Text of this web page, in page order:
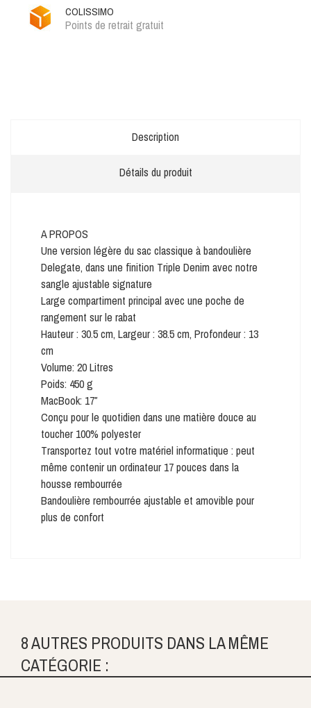
COLISSIMO
Points de retrait gratuit
Description
Détails du produit
A PROPOS
Une version légère du sac classique à bandoulière
Delegate, dans une finition Triple Denim avec notre
sangle ajustable signature
Large compartiment principal avec une poche de
rangement sur le rabat
Hauteur : 30.5 cm, Largeur : 38.5 cm, Profondeur : 13
cm
Volume: 20 Litres
Poids: 450 g
MacBook: 17″
Conçu pour le quotidien dans une matière douce au
toucher 100% polyester
Transportez tout votre matériel informatique : peut
même contenir un ordinateur 17 pouces dans la
housse rembourrée
Bandoulière rembourrée ajustable et amovible pour
plus de confort
8 AUTRES PRODUITS DANS LA MÊME
CATÉGORIE :